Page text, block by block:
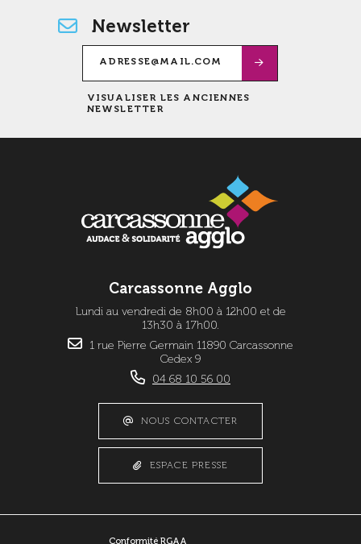
Newsletter
VISUALISER LES ANCIENNES
NEWSLETTER
Carcassonne Agglo
Lundi au vendredi de 8h00 à 12h00 et de
13h30 à 17h00.
1 rue Pierre Germain 11890 Carcassonne
Cedex 9
04 68 10 56 00
NOUS CONTACTER
ESPACE PRESSE
Conformité RGAA